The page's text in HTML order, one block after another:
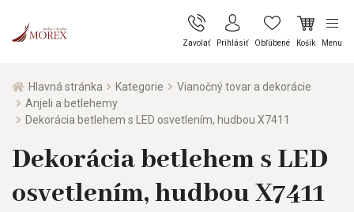
Zavolať Prihlásiť Obľúbené Košík Menu
Hlavná stránka Kategorie
Vianočný tovar a dekorácie
Anjeli a betlehemy
Dekorácia betlehem s LED osvetlením, hudbou X7411
Dekorácia betlehem s LED
osvetlením, hudbou X7411